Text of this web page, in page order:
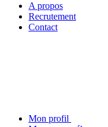
A propos
Recrutement
Contact
Mon profil